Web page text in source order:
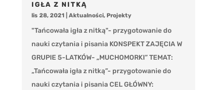
IGŁA Z NITKĄ
lis 28, 2021 Aktualności, Projekty
"Tańcowała igła z nitką"- przygotowanie do
nauki czytania i pisania KONSPEKT ZAJĘCIA W
GRUPIE 5-LATKÓW- „MUCHOMORKI” TEMAT:
„Tańcowała igła z nitką”- przygotowanie do
nauki czytania i pisania CEL GŁÓWNY: